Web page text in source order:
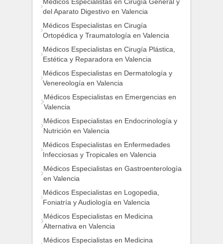
del Aparato Digestivo en Valencia
Médicos Especialistas en Cirugía
Ortopédica y Traumatología en Valencia
Médicos Especialistas en Cirugía Plástica,
Estética y Reparadora en Valencia
Médicos Especialistas en Dermatología y
Venereología en Valencia
Médicos Especialistas en Emergencias en
Valencia
Médicos Especialistas en Endocrinología y
Nutrición en Valencia
Médicos Especialistas en Enfermedades
Infecciosas y Tropicales en Valencia
Médicos Especialistas en Gastroenterología
en Valencia
Médicos Especialistas en Logopedia,
Foniatría y Audiología en Valencia
Médicos Especialistas en Medicina
Alternativa en Valencia
Médicos Especialistas en Medicina